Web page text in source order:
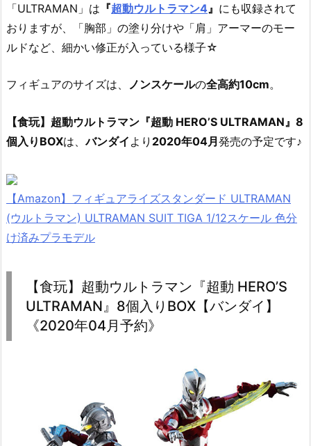
「ULTRAMAN」は 『超動ウルトラマン4 』 にも収録されて
おりますが、「胸部」の塗り分けや「肩」アーマーのモー
ルドなど、細かい修正が入っている様子☆
フィギュアのサイズは、 ノンスケールの全高約10cm。
【食玩】超動ウルトラマン『超動 HERO’S ULTRAMAN』8
個入りBOXは、バンダイ より 2020年04月発売の予定です♪
【Amazon】フィギュアライズスタンダード ULTRAMAN
(ウルトラマン) ULTRAMAN SUIT TIGA 1/12スケール 色分
け済みプラモデル
【食玩】超動ウルトラマン『超動 HERO’S
ULTRAMAN』8個入りBOX【バンダイ】
《2020年04月予約》